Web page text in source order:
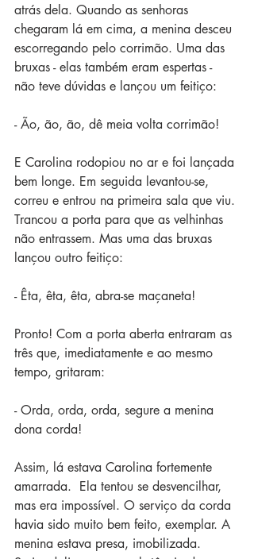
atrás dela. Quando as senhoras
chegaram lá em cima, a menina desceu
escorregando pelo corrimão. Uma das
bruxas - elas também eram espertas -
não teve dúvidas e lançou um feitiço:
- Ão, ão, ão, dê meia volta corrimão!
E Carolina rodopiou no ar e foi lançada
bem longe. Em seguida levantou-se,
correu e entrou na primeira sala que viu.
Trancou a porta para que as velhinhas
não entrassem. Mas uma das bruxas
lançou outro feitiço:
- Êta, êta, êta, abra-se maçaneta!
Pronto! Com a porta aberta entraram as
três que, imediatamente e ao mesmo
tempo, gritaram:
- Orda, orda, orda, segure a menina
dona corda!
Assim, lá estava Carolina fortemente
amarrada.  Ela tentou se desvencilhar,
mas era impossível. O serviço da corda
havia sido muito bem feito, exemplar. A
menina estava presa, imobilizada.